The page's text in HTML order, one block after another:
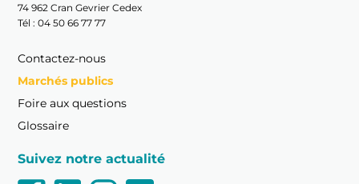
74 962 Cran Gevrier Cedex
Tél : 04 50 66 77 77
Contactez-nous
Marchés publics
Foire aux questions
Glossaire
Suivez notre actualité